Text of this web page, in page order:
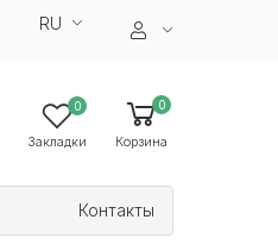
RU
0
Закладки
0
Корзина
Контакты